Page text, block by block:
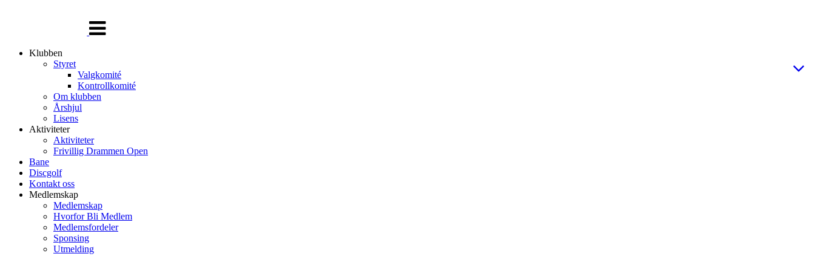
navigasjon
Klubben
Styret
Valgkomité
Kontrollkomité
Om klubben
Årshjul
Lisens
Aktiviteter
Aktiviteter
Frivillig Drammen Open
Bane
Discgolf
Kontakt oss
Medlemskap
Medlemskap
Hvorfor Bli Medlem
Medlemsfordeler
Sponsing
Utmelding